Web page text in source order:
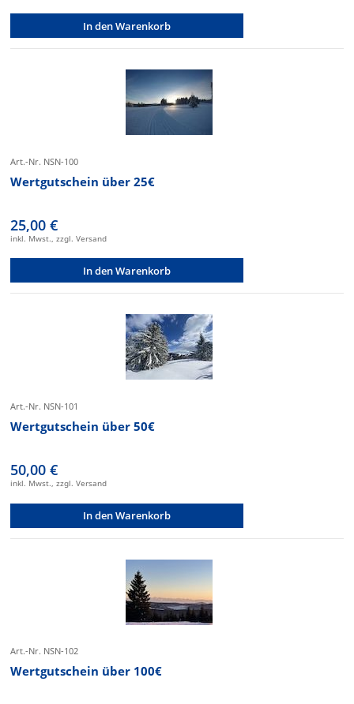
In den Warenkorb
Art.-Nr. NSN-100
Wertgutschein über 25€
25,00 €
inkl. Mwst., zzgl. Versand
In den Warenkorb
Art.-Nr. NSN-101
Wertgutschein über 50€
50,00 €
inkl. Mwst., zzgl. Versand
In den Warenkorb
Art.-Nr. NSN-102
Wertgutschein über 100€